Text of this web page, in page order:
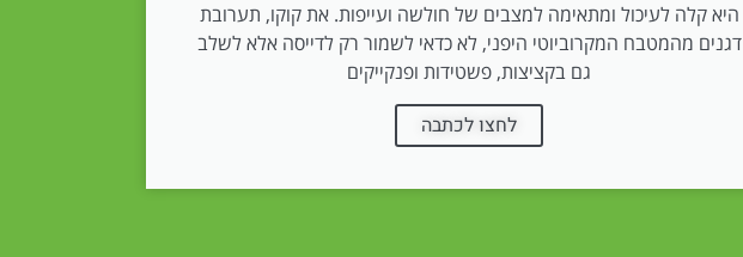
היא קלה לעיכול ומתאימה למצבים של חולשה ועייפות. את קוקו, תערובת
דגנים מהמטבח המקרוביוטי היפני, לא כדאי לשמור רק לדייסה אלא לשלב
גם בקציצות, פשטידות ופנקייקים
לחצו לכתבה